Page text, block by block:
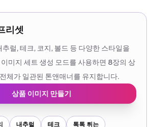
리셋
추럴, 테크, 코지, 볼드 등 다양한 스타일을
미지 세트 생성 모드를 사용하면 8장의 상
체가 일관된 톤앤매너를 유지합니다.
상품 이미지 만들기
내추럴 테크 톡톡 튀는